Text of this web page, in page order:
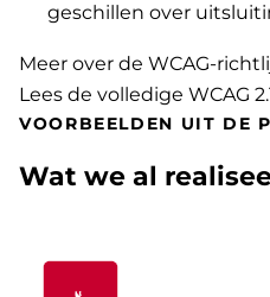
geschillen over
Meer over de WCAG-
Lees de volledige WCAG
VOORBEELDEN UIT DE
Wat we al